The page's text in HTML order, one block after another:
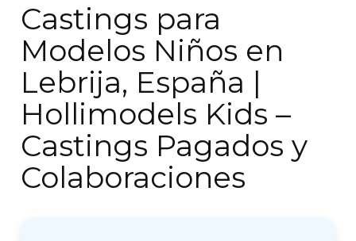
Castings para
Modelos Niños en
Lebrija, España |
Hollimodels Kids –
Castings Pagados y
Colaboraciones